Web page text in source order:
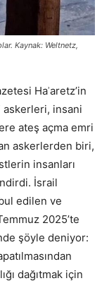
Kaynak: Weltnetz,
Haʾaretz’in
askerleri, insani
ateş açma emri
askerlerden biri,
insanları
İsrail
edilen ve
2025’te
şöyle deniyor:
dağıtmak için